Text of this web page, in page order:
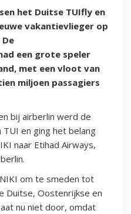
het Duitse TUIfly en
vakantievlieger op
een grote speler
met een vloot van
miljoen passagiers
bij airberlin werd de
TUI en ging het belang
naar Etihad Airways,
om te smeden tot
Duitse, Oostenrijkse en
nu niet door, omdat